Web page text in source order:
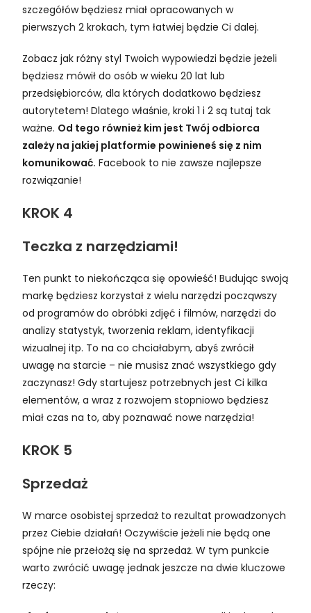
szczegółów będziesz miał opracowanych w
pierwszych 2 krokach, tym łatwiej będzie Ci dalej.
Zobacz jak różny styl Twoich wypowiedzi będzie jeżeli
będziesz mówił do osób w wieku 20 lat lub
przedsiębiorców, dla których dodatkowo będziesz
autorytetem! Dlatego właśnie, kroki 1 i 2 są tutaj tak
ważne. Od tego również kim jest Twój odbiorca
zależy na jakiej platformie powinieneś się z nim
komunikować. Facebook to nie zawsze najlepsze
rozwiązanie!
KROK 4
Teczka z narzędziami!
Ten punkt to niekończąca się opowieść! Budując swoją
markę będziesz korzystał z wielu narzędzi począwszy
od programów do obróbki zdjęć i filmów, narzędzi do
analizy statystyk, tworzenia reklam, identyfikacji
wizualnej itp. To na co chciałabym, abyś zwrócił
uwagę na starcie – nie musisz znać wszystkiego gdy
zaczynasz! Gdy startujesz potrzebnych jest Ci kilka
elementów, a wraz z rozwojem stopniowo będziesz
miał czas na to, aby poznawać nowe narzędzia!
KROK 5
Sprzedaż
W marce osobistej sprzedaż to rezultat prowadzonych
przez Ciebie działań! Oczywiście jeżeli nie będą one
spójne nie przełożą się na sprzedaż. W tym punkcie
warto zwrócić uwagę jednak jeszcze na dwie kluczowe
rzeczy: